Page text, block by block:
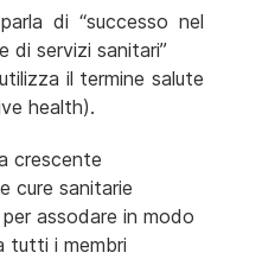
di “successo nel
di servizi sanitari”
il termine salute
health).
crescente
cure sanitarie
assodare in modo
tutti i membri